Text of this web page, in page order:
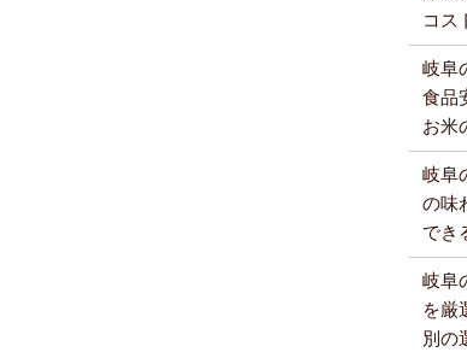
コス
岐阜
食品
お米
岐阜
の味
でき
岐阜
を厳
別の